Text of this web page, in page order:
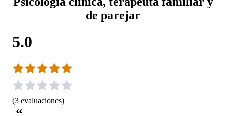
de parejar
5.0
(3 evaluaciones)